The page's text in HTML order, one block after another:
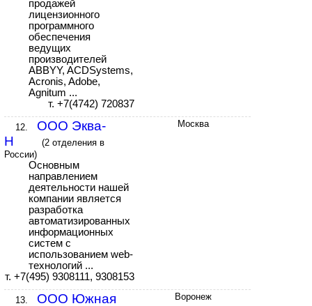
продажей
лицензионного
программного
обеспечения
ведущих
производителей
ABBYY, ACDSystems,
Acronis, Adobe,
Agnitum ...
т. +7(4742) 720837
12.
ООО Эква-
Н
(2 отделения в
России)
Основным
направлением
деятельности нашей
компании является
разработка
автоматизированных
информационных
систем с
использованием web-
технологий ...
т. +7(495) 9308111, 9308153
Москва
13.
ООО Южная
Воронеж